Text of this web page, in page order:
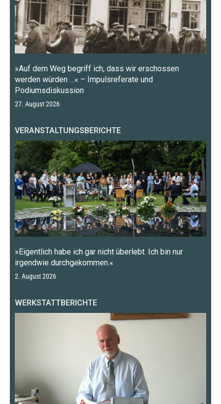
»Auf dem Weg begriff ich, dass wir erschossen
werden würden …« – Impulsreferate und
Podiumsdiskussion
27. August 2026
VERANSTALTUNGSBERICHTE
»Eigentlich habe ich gar nicht überlebt. Ich bin nur
irgendwie durchgekommen.«
2. August 2026
WERKSTATTBERICHTE